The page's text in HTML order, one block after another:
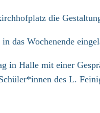
die
das Wochenende
in Halle mit einer
des L.